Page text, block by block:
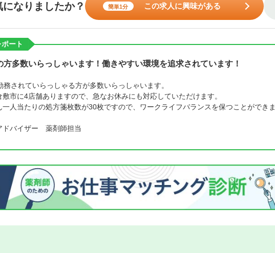
なりましたか？ 簡単1分 この求人に興味がある
ート
多数いらっしゃいます！働きやすい環境を追求されています！
務されていらっしゃる方が多数いらっしゃいます。
敷市に4店舗ありますので、急なお休みにも対応していただけます。
一人当たりの処方箋枚数が30枚ですので、ワークライフバランスを保つことができま
ドバイザー 薬剤師担当